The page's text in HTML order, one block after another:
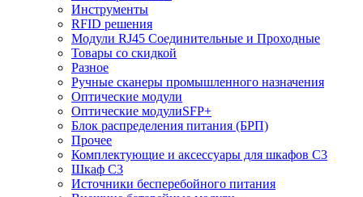
Инструменты
RFID решения
Модули RJ45 Соединительные и Проходные
Товары со скидкой
Разное
Ручные сканеры промышленного назначения
Оптические модули
Оптические модулиSFP+
Блок распределения питания (БРП)
Прочее
Комплектующие и аксессуары для шкафов C3
Шкаф C3
Источники бесперебойного питания